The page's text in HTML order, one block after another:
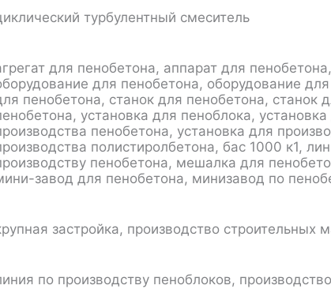
турбулентный смеситель
для пенобетона, аппарат для
для пенобетона, оборудование
пенобетона, станок для пенобетона, станок
установка для пеноблока,
пенобетона, установка для
полистиролбетона, бас 1000 к1,
пенобетона, мешалка для
завод для пенобетона, минизавод по
застройка, производство строительных
по производству пеноблоков,